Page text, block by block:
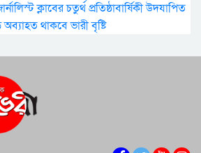
ক্লাবের চতুর্থ প্রতিষ্ঠাবার্ষিকী উদযাপিত
থাকবে ভারী বৃষ্টি